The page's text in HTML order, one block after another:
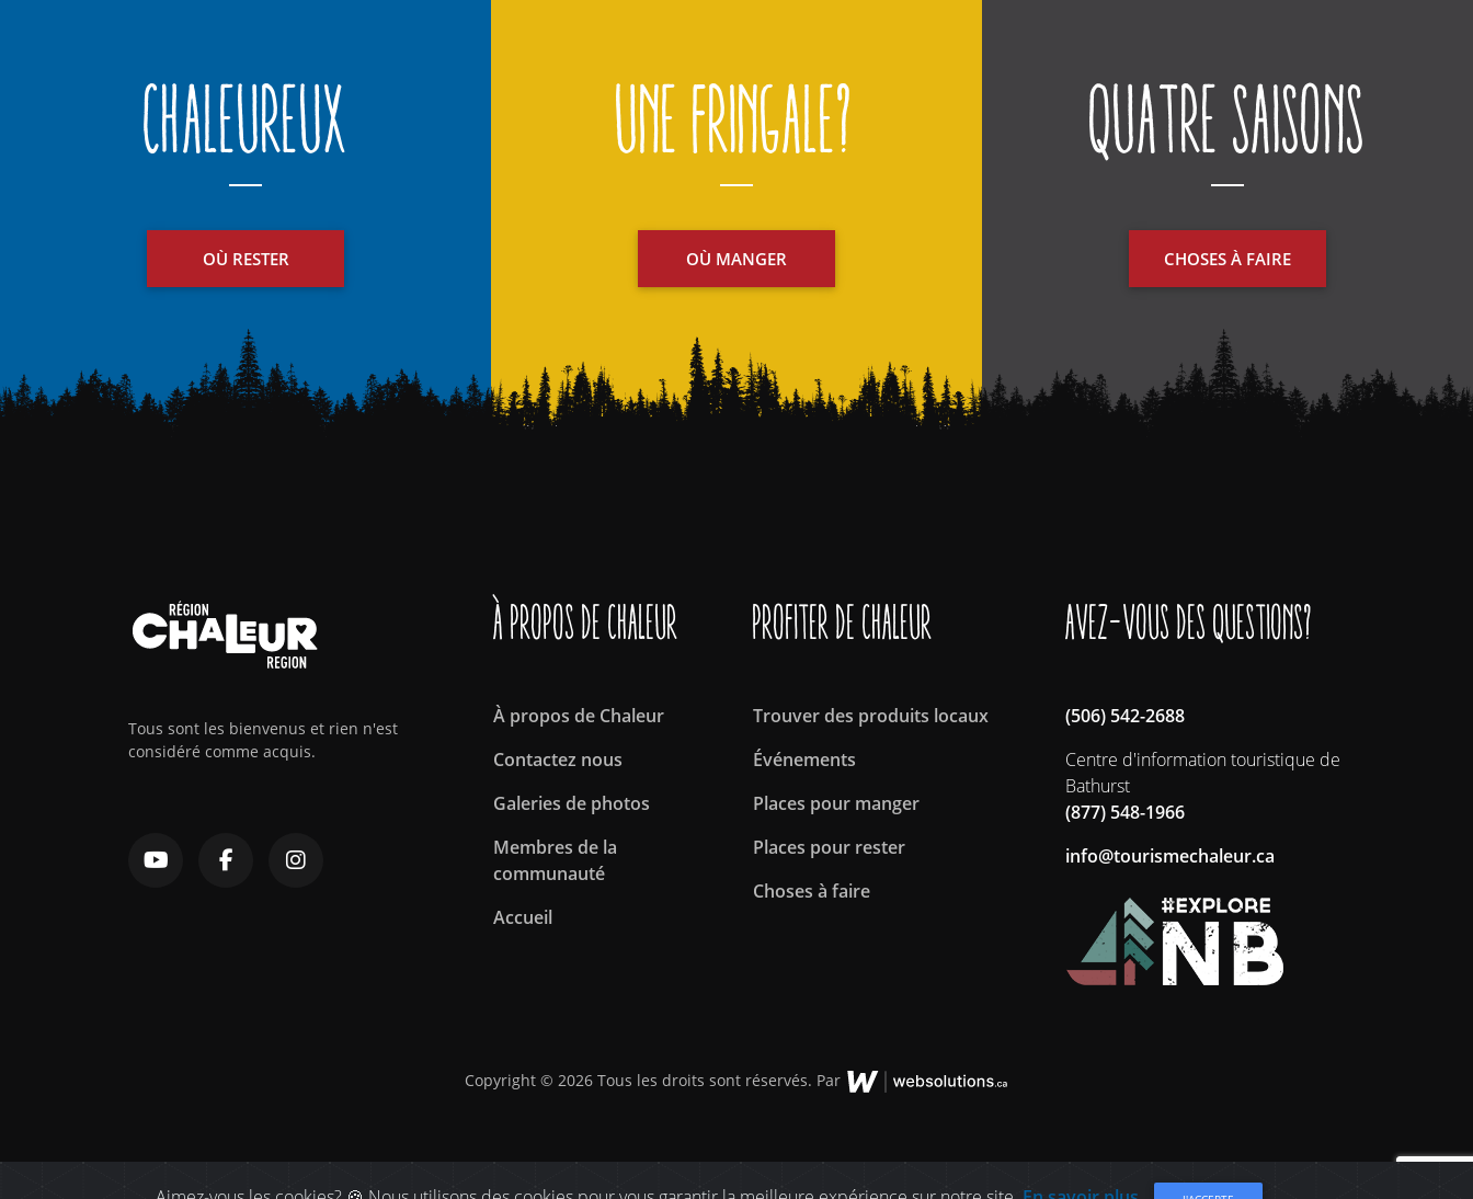
Chaleureux
OÙ RESTER
Une fringale?
OÙ MANGER
Quatre saisons
CHOSES À FAIRE
Tous sont les bienvenus et rien n'est
considéré comme acquis.
À propos de Chaleur
À propos de Chaleur
Contactez nous
Galeries de photos
Membres de la
communauté
Accueil
Profiter de Chaleur
Trouver des produits locaux
Événements
Places pour manger
Places pour rester
Choses à faire
Avez-vous des questions?
(506) 542-2688
Centre d'information touristique de
Bathurst
(877) 548-1966
ac.ruelahcemsiruot@ofni
Copyright © 2026 Tous les droits sont réservés. Par